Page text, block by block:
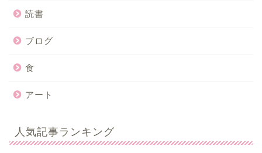
読書
ブログ
食
アート
人気記事ランキング